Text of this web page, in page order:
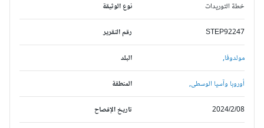
نوع الوثيقة خطة التوريدات
رقم التقرير STEP92247
البلد مولدوفا,
المنطقة أوروبا وآسيا الوسطى,
تاريخ الإفصاح 2024/2/08